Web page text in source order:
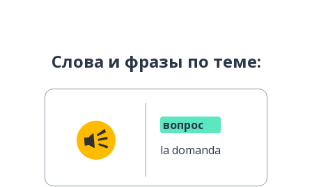
Слова и фразы по теме:
вопрос
la domanda